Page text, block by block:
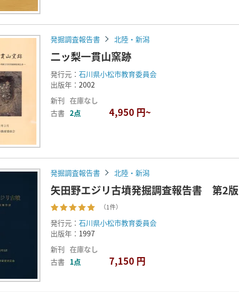
発掘調査報告書 北陸・新潟
二ッ梨一貫山窯跡
発行元： 石川県小松市教育委員会
出版年： 2002
新刊 在庫なし
古書 2点 4,950 円~
発掘調査報告書 北陸・新潟
矢田野エジリ古墳発掘調査報告書 第2版
（1件）
発行元： 石川県小松市教育委員会
出版年： 1997
新刊 在庫なし
古書 1点 7,150 円